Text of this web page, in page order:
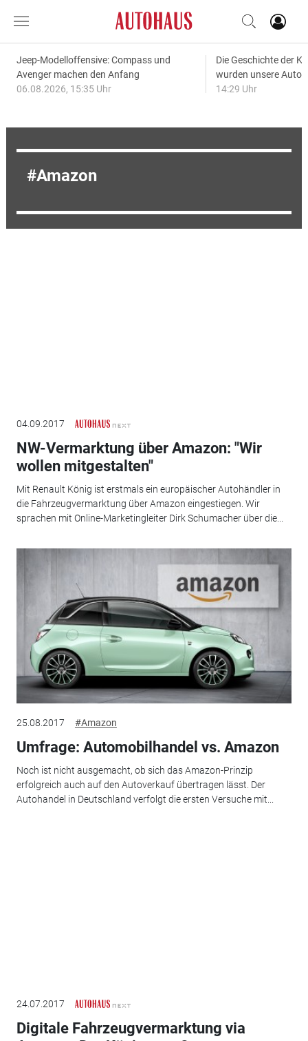
Jeep-Modelloffensive: Compass und
Avenger machen den Anfang
06.08.2026, 15:35 Uhr
Die Geschichte der
wurden unsere
14:29 Uhr
Amazon
04.09.2017
NW-Vermarktung über Amazon: "Wir
wollen mitgestalten"
Mit Renault König ist erstmals ein europäischer Autohändler in
die Fahrzeugvermarktung über Amazon eingestiegen. Wir
sprachen mit Online-Marketingleiter Dirk Schumacher über die...
25.08.2017 #Amazon
Umfrage: Automobilhandel vs. Amazon
Noch ist nicht ausgemacht, ob sich das Amazon-Prinzip
erfolgreich auch auf den Autoverkauf übertragen lässt. Der
Autohandel in Deutschland verfolgt die ersten Versuche mit...
24.07.2017
Digitale Fahrzeugvermarktung via